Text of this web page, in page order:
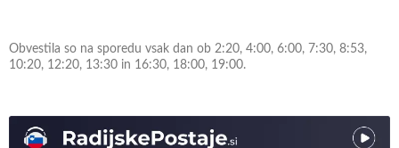
Obvestila so na sporedu vsak dan ob 2:20, 4:00, 6:00, 7:30, 8:53,
10:20, 12:20, 13:30 in 16:30, 18:00, 19:00.